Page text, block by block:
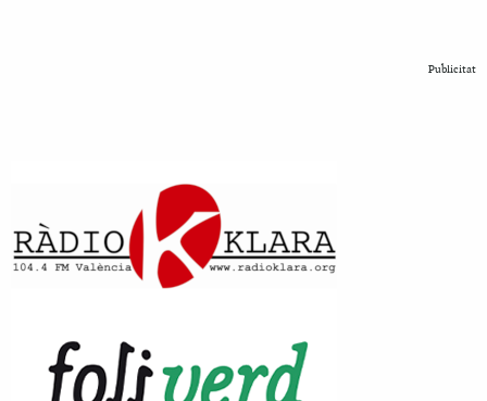
Publicitat